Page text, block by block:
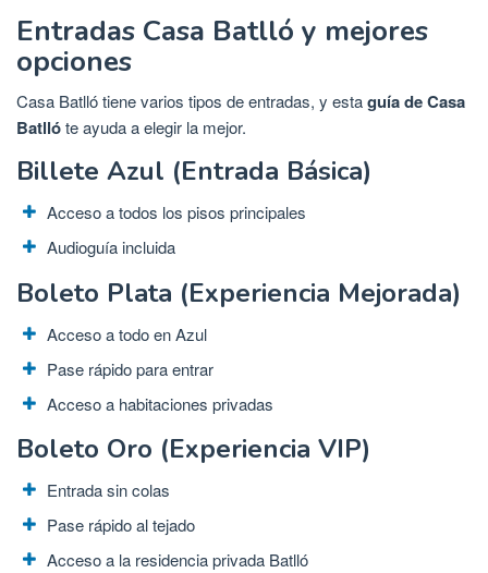
Entradas Casa Batlló y mejores
opciones
Casa Batlló tiene varios tipos de entradas, y estaguía de Casa
Batllóte ayuda a elegir la mejor.
Billete Azul (Entrada Básica)
Acceso a todos los pisos principales
Audioguía incluida
Boleto Plata (Experiencia Mejorada)
Acceso a todo en Azul
Pase rápido para entrar
Acceso a habitaciones privadas
Boleto Oro (Experiencia VIP)
Entrada sin colas
Pase rápido al tejado
Acceso a la residencia privada Batlló